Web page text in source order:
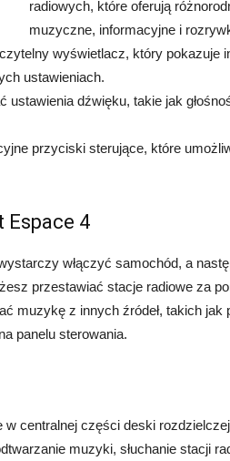
radiowych, które oferują
muzyczne, informacyjne i
wyświetlacz, który pokazuje
ustawieniach.
ustawienia dźwięku, takie jak
przyciski sterujące, które
Espace 4
włączyć samochód, a
przestawiać stacje radiowe za
muzykę z innych źródeł, takich jak
panelu sterowania.
centralnej części deski
muzyki, słuchanie stacji